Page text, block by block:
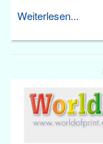
Weiterlesen...